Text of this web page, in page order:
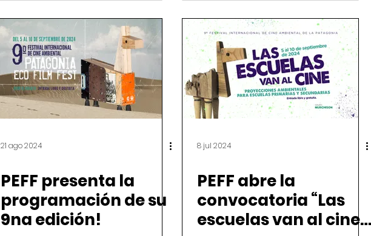
21 ago 2024
PEFF presenta la
programación de su
9na edición!
8 jul 2024
PEFF abre la
convocatoria “Las
escuelas van al cine